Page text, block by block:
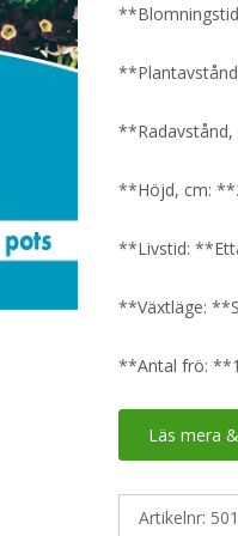
**Höjd, cm:
**Livstid:
**Växtläge:
**Antal frö:
Läs mera
Artikelnr: